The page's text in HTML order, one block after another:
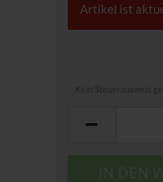
Artikel ist